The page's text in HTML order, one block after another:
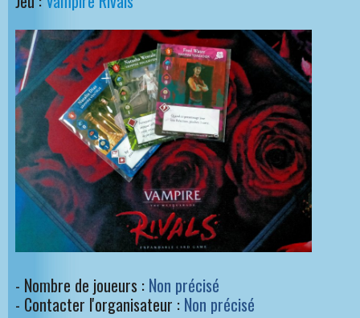
- Nombre de joueurs : Non précisé
- Contacter l'organisateur : Non précisé